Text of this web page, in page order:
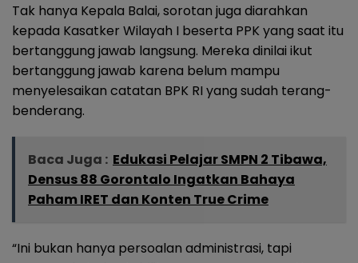
Tak hanya Kepala Balai, sorotan juga diarahkan
kepada Kasatker Wilayah I beserta PPK yang saat itu
bertanggung jawab langsung. Mereka dinilai ikut
bertanggung jawab karena belum mampu
menyelesaikan catatan BPK RI yang sudah terang-
benderang.
Baca Juga : Edukasi Pelajar SMPN 2 Tibawa,
Densus 88 Gorontalo Ingatkan Bahaya
Paham IRET dan Konten True Crime
“Ini bukan hanya persoalan administrasi, tapi